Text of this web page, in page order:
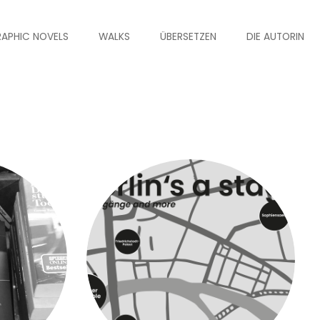
NOVELS WALKS ÜBERSETZEN DIE AUTORIN